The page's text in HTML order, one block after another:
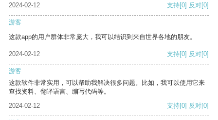
2024-02-12 支持[0] 反对[0]
游客
这款app的用户群体非常庞大，我可以结识到来自世界各地的朋友。
2024-02-12 支持[0] 反对[0]
游客
这款软件非常实用，可以帮助我解决很多问题。比如，我可以使用它来
查找资料、翻译语言、编写代码等。
2024-02-12
支持[0] 反对[0]